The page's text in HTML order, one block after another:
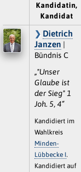
Kandidatin,
Kandidat
Dietrich
Janzen |
Bündnis C
„"Unser
Glaube ist
der Sieg" 1
Joh. 5, 4“
Kandidiert im
Wahlkreis
Minden-
Lübbecke I.
Kandidiert auf